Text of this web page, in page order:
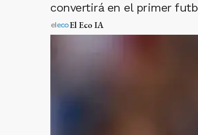
convertirá en el primer
El Eco IA